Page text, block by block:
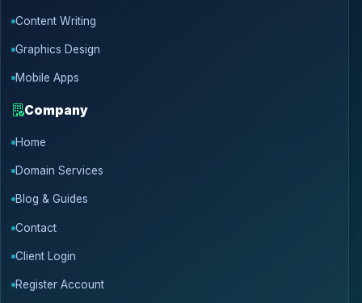
Content Writing
Graphics Design
Mobile Apps
Company
Home
Domain Services
Blog & Guides
Contact
Client Login
Register Account